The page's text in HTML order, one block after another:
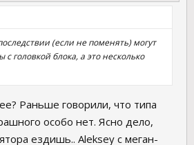
(если не поменять) могут
головкой блока, а это несколько
Раньше говорили, что типа
особо нет. Ясно дело,
ездишь.. Aleksey с меган-